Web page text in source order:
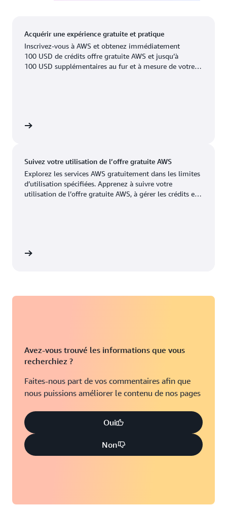
USA Est (Virginie du Nord)
USA Est (Ohio)
périphériques et 3 Emplacements de caches
Ashburn, Virginia
Atlanta, Géorgie
Denver, Colorado
Hayward, Californie
Kansas City, Missouri
Nashville, Tennessee
New York, New York
Newark, New Jersey
Querétaro, Mexique
Salt Lake City, Utah
Acquérir une expérience gratuite et pratique
Inscrivez-vous à AWS et obtenez immédiatement
100 USD de crédits offre gratuite AWS et jusqu’à
100 USD supplémentaires au fur et à mesure de votre
Suivez votre utilisation de l’offre gratuite AWS
Explorez les services AWS gratuitement dans les limites
d’utilisation spécifiées. Apprenez à suivre votre
utilisation de l’offre gratuite AWS, à gérer les crédits et à
Avez-vous trouvé les informations que vous
recherchiez ?
Faites-nous part de vos commentaires afin que
nous puissions améliorer le contenu de nos pages
Oui
Non